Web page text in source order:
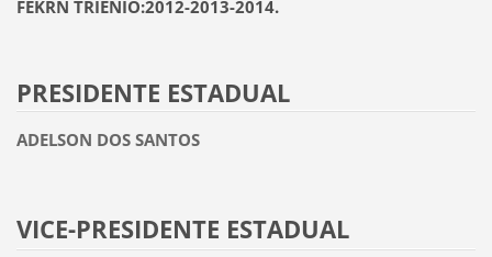
FEKRN TRIÊNIO:2012-2013-2014.
PRESIDENTE ESTADUAL
ADELSON DOS SANTOS
VICE-PRESIDENTE ESTADUAL